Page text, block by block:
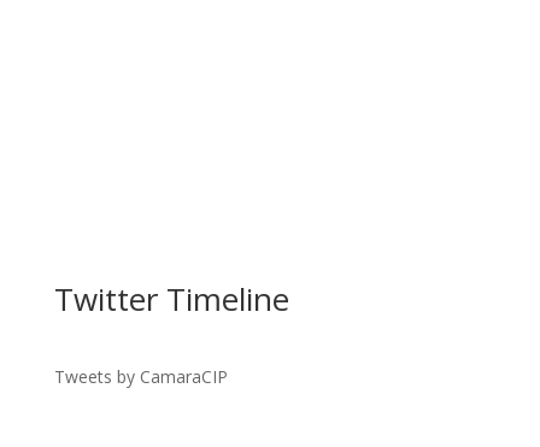
Twitter Timeline
Tweets by CamaraCIP
Twitter